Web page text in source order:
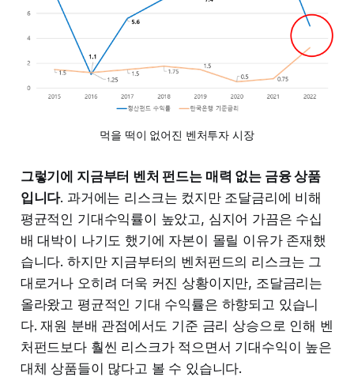
먹을 떡이 없어진 벤처투자 시장
그렇기에 지금부터 벤처 펀드는 매력 없는 금융 상품
입니다. 과거에는 리스크는 컸지만 조달금리에 비해
평균적인 기대수익률이 높았고, 심지어 가끔은 수십
배 대박이 나기도 했기에 자본이 몰릴 이유가 존재했
습니다. 하지만 지금부터의 벤처펀드의 리스크는 그
대로거나 오히려 더욱 커진 상황이지만, 조달금리는
올라왔고 평균적인 기대 수익률은 하향되고 있습니
다. 재원 분배 관점에서도 기준 금리 상승으로 인해 벤
처펀드보다 훨씬 리스크가 적으면서 기대수익이 높은
대체 상품들이 많다고 볼 수 있습니다.